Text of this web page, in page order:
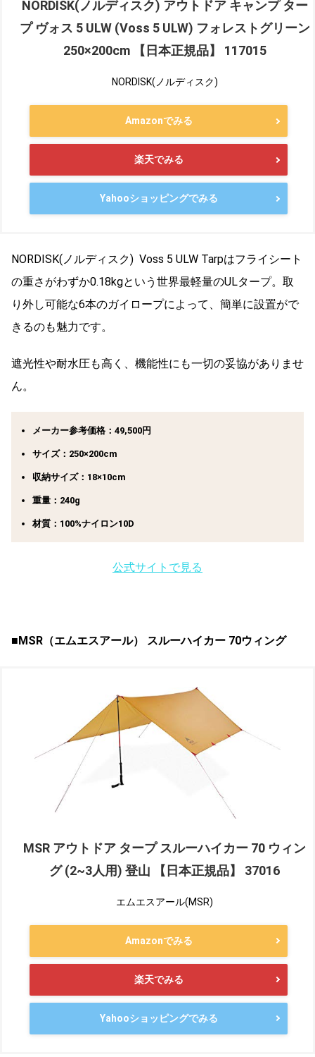
NORDISK(ノルディスク) アウトドア キャンプ ター
プ ヴォス 5 ULW (Voss 5 ULW) フォレストグリーン
250×200cm 【日本正規品】 117015
NORDISK(ノルディスク)
Amazonでみる
楽天でみる
Yahooショッピングでみる
NORDISK(ノルディスク) Voss 5 ULW Tarpはフライシート
の重さがわずか0.18kgという世界最軽量のULタープ。取
り外し可能な6本のガイロープによって、簡単に設置がで
きるのも魅力です。
遮光性や耐水圧も高く、機能性にも一切の妥協がありませ
ん。
メーカー参考価格：49,500円
サイズ：250×200cm
収納サイズ：18×10cm
重量：240g
材質：100%ナイロン10D
公式サイトで見る
■MSR（エムエスアール） スルーハイカー 70ウィング
MSR アウトドア タープ スルーハイカー 70 ウィン
グ (2~3人用) 登山 【日本正規品】 37016
エムエスアール(MSR)
Amazonでみる
楽天でみる
Yahooショッピングでみる